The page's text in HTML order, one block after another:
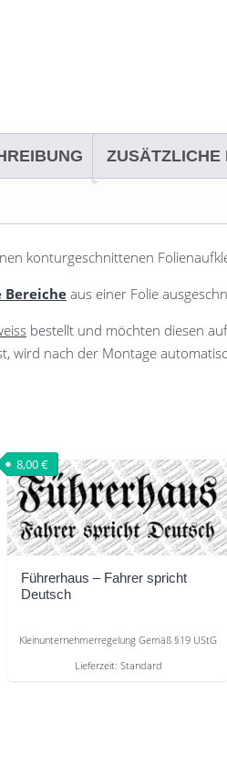
ZUSÄTZLICHE
konturgeschnittenen
Bereicheaus einer Folie
bestellt und möchten diesen
wird nach der Montage
Führerhaus – Fahrer spricht
Deutsch
8,00€
Kleinunternehmerregelung Gemäß §19 UStG
Lieferzeit: Standard